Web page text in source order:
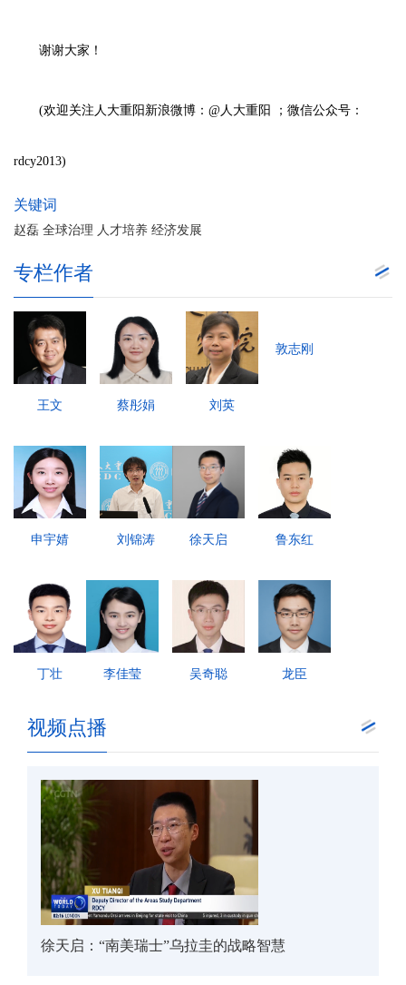
谢谢大家！
(欢迎关注人大重阳新浪微博：@人大重阳 ；微信公众号：
rdcy2013)
关键词
赵磊 全球治理 人才培养 经济发展
专栏作者
王文 蔡彤娟 刘英
敦志刚
申宇婧 刘锦涛 徐天启 鲁东红
丁壮 李佳莹 吴奇聪 龙臣
视频点播
徐天启：“南美瑞士”乌拉圭的战略智慧